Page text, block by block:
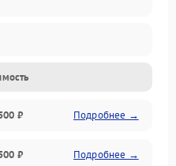
₽ Подробнее →
₽ Подробнее →